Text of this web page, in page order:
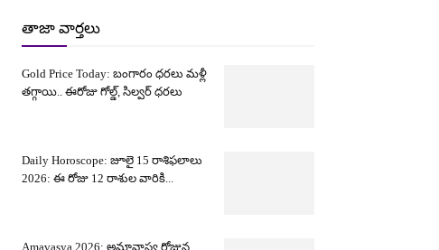
తాజా వార్తలు
Gold Price Today: బంగారం ధరలు మళ్లీ
తగ్గాయి.. ఈరోజు గోల్డ్, సిల్వర్ ధరలు
Daily Horoscope: జూలై 15 రాశిఫలాలు
2026: ఈ రోజు 12 రాశుల వారికి...
Amavasya 2026: అమావాస్య రోజున